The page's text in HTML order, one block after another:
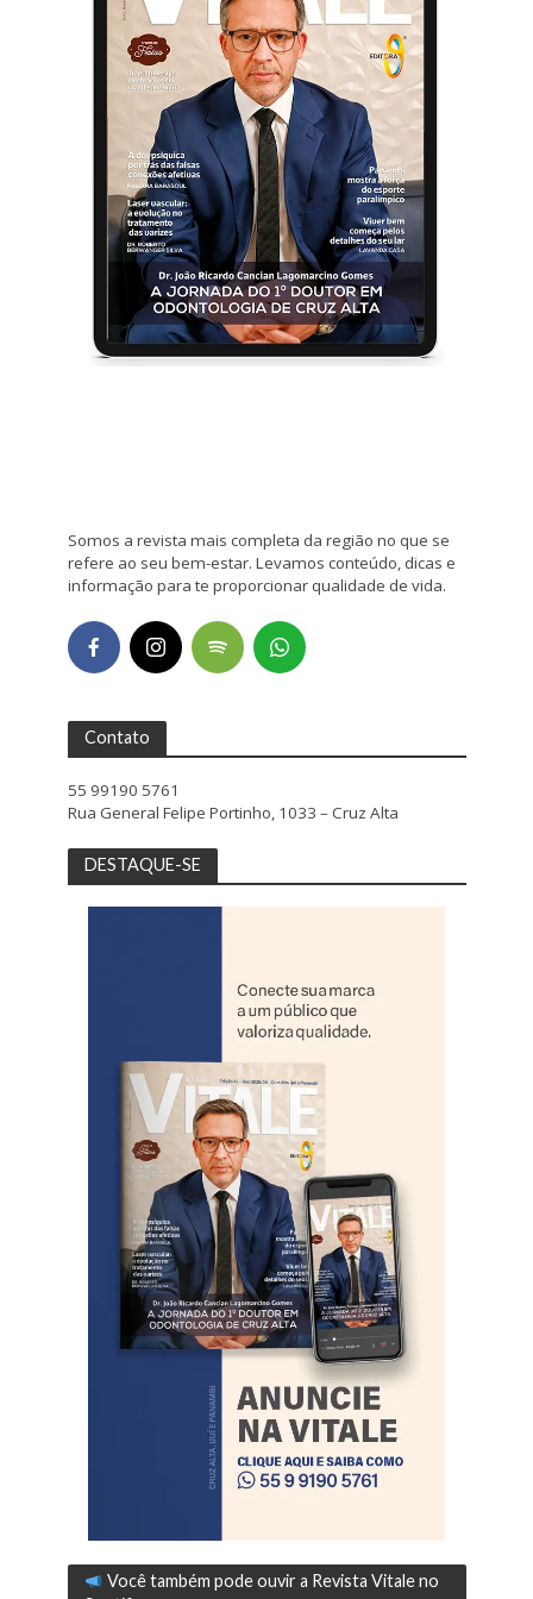
Somos a revista mais completa da região no que se
refere ao seu bem-estar. Levamos conteúdo, dicas e
informação para te proporcionar qualidade de vida.
Contato
55 99190 5761
Rua General Felipe Portinho, 1033 – Cruz Alta
DESTAQUE-SE
Você também pode ouvir a Revista Vitale no